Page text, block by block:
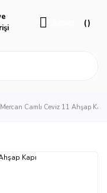
Mercan Camlı Ceviz 11 Ahşap Kapı